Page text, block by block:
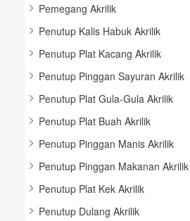
Pemegang Akrilik
Penutup Kalis Habuk Akrilik
Penutup Plat Kacang Akrilik
Penutup Pinggan Sayuran Akrilik
Penutup Plat Gula-Gula Akrilik
Penutup Plat Buah Akrilik
Penutup Pinggan Manis Akrilik
Penutup Pinggan Makanan Akrilik
Penutup Plat Kek Akrilik
Penutup Dulang Akrilik